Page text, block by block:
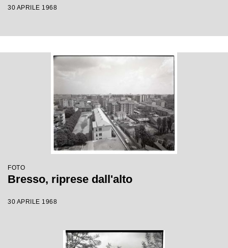
30 APRILE 1968
FOTO
Bresso, riprese dall'alto
30 APRILE 1968